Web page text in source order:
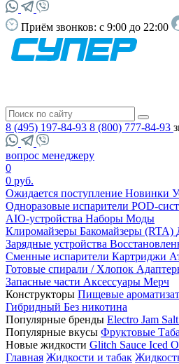
Приём звонков: с 9:00 до 22:00
8 (495) 197-84-93 8 (800) 777-84-93
вопрос менеджеру
0
0 руб.
Ожидается поступление Новинки
Одноразовые испарители POD-
AIO-устройства Наборы Моды
Клиромайзеры Бакомайзеры (RTA)
Зарядные устройства
Сменные испарители Картриджи
Готовые спирали / Хлопок
Запасные части Аксессуары Мерч
Конструкторы Пищевые
Гибридный Без никотина
Популярные бренды Electro Jam Salt
Популярные вкусы Фруктовые
Новые жидкости Glitch Sauce Iced
Главная Жидкости и табак